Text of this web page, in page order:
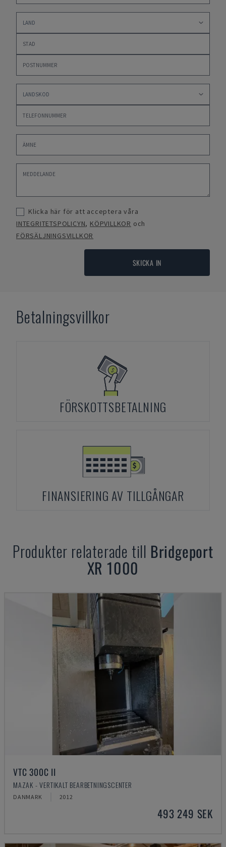
Klicka här för att acceptera våra
INTEGRITETSPOLICYN, KÖPVILLKOR och
FÖRSÄLJNINGSVILLKOR
SKICKA IN
Betalningsvillkor
FÖRSKOTTSBETALNING
FINANSIERING AV TILLGÅNGAR
Produkter relaterade till Bridgeport
XR 1000
VTC 300C II
MAZAK - VERTIKALT BEARBETNINGSCENTER
DANMARK 2012
493 249 SEK